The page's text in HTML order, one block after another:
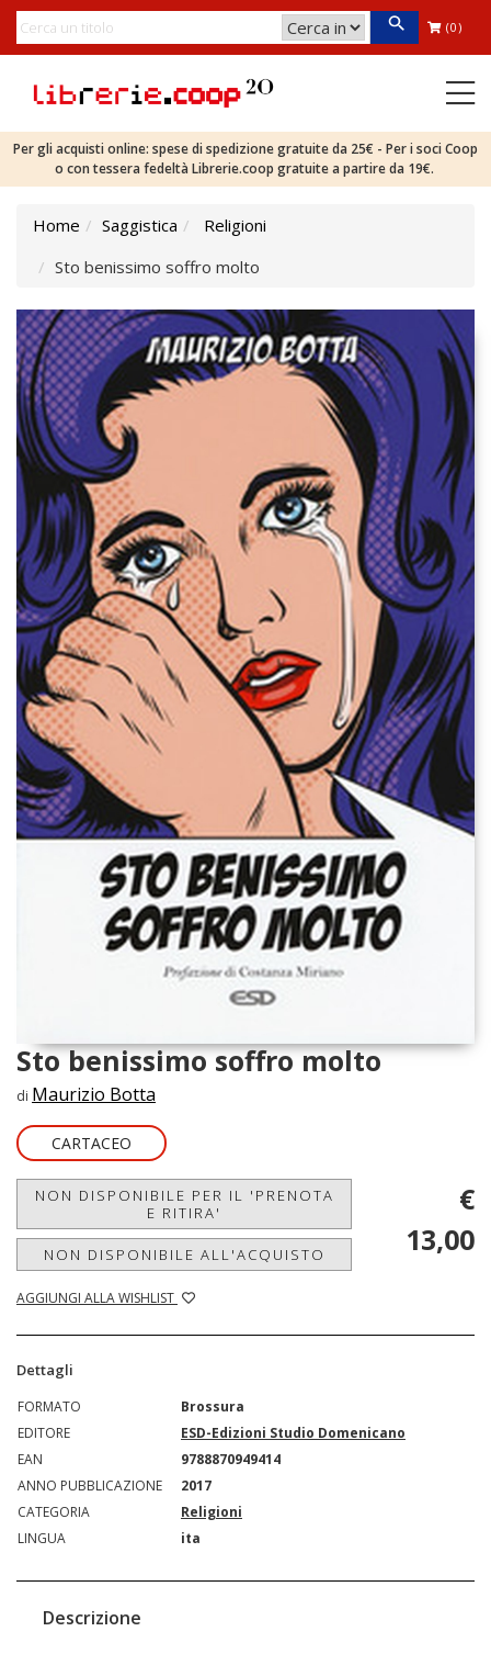
(0)
Per gli acquisti online: spese di spedizione gratuite da 25€ - Per i soci Coop
o con tessera fedeltà Librerie.coop gratuite a partire da 19€.
Home Saggistica
Religioni
Sto benissimo soffro molto
Sto benissimo soffro molto
di Maurizio Botta
CARTACEO
NON DISPONIBILE PER IL 'PRENOTA
E RITIRA'
NON DISPONIBILE ALL'ACQUISTO
AGGIUNGI ALLA WISHLIST
€
13,00
Dettagli
FORMATO
Brossura
EDITORE
ESD-Edizioni Studio Domenicano
EAN
9788870949414
ANNO PUBBLICAZIONE
2017
CATEGORIA
Religioni
LINGUA
ita
Descrizione